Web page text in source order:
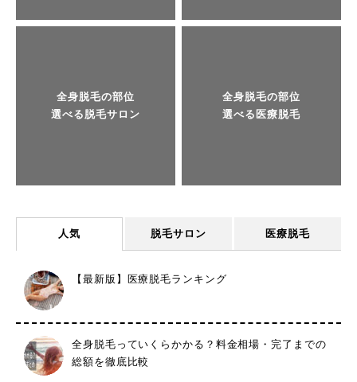
全身脱毛の部位
選べる脱毛サロン
全身脱毛の部位
選べる医療脱毛
人気 脱毛サロン 医療脱毛
【最新版】医療脱毛ランキング
全身脱毛っていくらかかる？料金相場・完了までの
総額を徹底比較